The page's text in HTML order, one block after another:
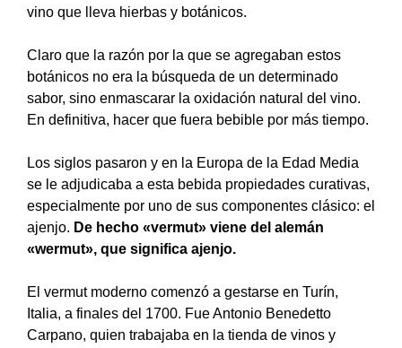
vino que lleva hierbas y botánicos.
Claro que la razón por la que se agregaban estos
botánicos no era la búsqueda de un determinado
sabor, sino enmascarar la oxidación natural del vino.
En definitiva, hacer que fuera bebible por más tiempo.
Los siglos pasaron y en la Europa de la Edad Media
se le adjudicaba a esta bebida propiedades curativas,
especialmente por uno de sus componentes clásico: el
ajenjo. De hecho «vermut» viene del alemán
«wermut», que significa ajenjo.
El vermut moderno comenzó a gestarse en Turín,
Italia, a finales del 1700. Fue Antonio Benedetto
Carpano, quien trabajaba en la tienda de vinos y